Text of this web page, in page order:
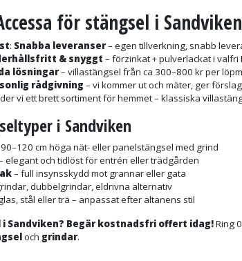
för stängsel i Sandviken
: Snabba leveranser– egen tillverkning, snabb
& snyggt – förzinkat + pulverlackat i
lösningar– villastängsel från ca 300–800 kr per
rådgivning – vi kommer ut och mäter, ger
vi ett brett sortiment för hemmet – klassiska
i Sandviken
cm höga nät- eller panelstängsel med grind
elegant och tidlöst för entrén eller trädgården
– full insynsskydd mot grannar eller gata
dubbelgrindar, eldrivna alternativ
stål eller trä – anpassat efter altanens stil
i Sandviken? Begär kostnadsfri offert idag!Ring
och grindar.